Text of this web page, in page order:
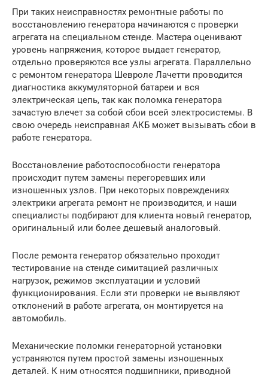
При таких неисправностях ремонтные работы по
восстановлению генератора начинаются с проверки
агрегата на специальном стенде. Мастера оценивают
уровень напряжения, которое выдает генератор,
отдельно проверяются все узлы агрегата. Параллельно
с ремонтом генератора Шевроле Лачетти проводится
диагностика аккумуляторной батареи и вся
электрическая цепь, так как поломка генератора
зачастую влечет за собой сбои всей электросистемы. В
свою очередь неисправная АКБ может вызывать сбои в
работе генератора.
Восстановление работоспособности генератора
происходит путем замены перегоревших или
изношенных узлов. При некоторых повреждениях
электрики агрегата ремонт не производится, и наши
специалисты подбирают для клиента новый генератор,
оригинальный или более дешевый аналоговый.
После ремонта генератор обязательно проходит
тестирование на стенде симитацией различных
нагрузок, режимов эксплуатации и условий
функционирования. Если эти проверки не выявляют
отклонений в работе агрегата, он монтируется на
автомобиль.
Механические поломки генераторной установки
устраняются путем простой замены изношенных
деталей. К ним относятся подшипники, приводной